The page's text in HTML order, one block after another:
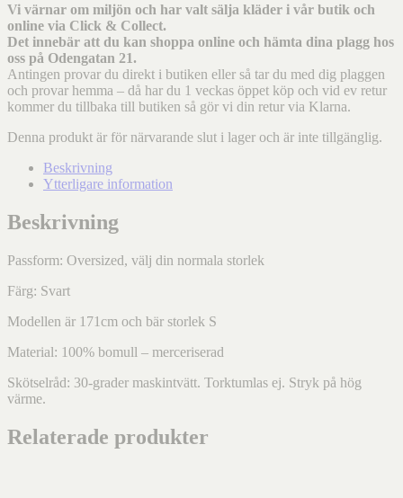
Vi värnar om miljön och har valt sälja kläder i vår butik och
online via Click & Collect.
Det innebär att du kan shoppa online och hämta dina plagg hos
oss på Odengatan 21.
Antingen provar du direkt i butiken eller så tar du med dig plaggen
och provar hemma – då har du 1 veckas öppet köp och vid ev retur
kommer du tillbaka till butiken så gör vi din retur via Klarna.
Denna produkt är för närvarande slut i lager och är inte tillgänglig.
Beskrivning
Ytterligare information
Beskrivning
Passform: Oversized, välj din normala storlek
Färg: Svart
Modellen är 171cm och bär storlek S
Material: 100% bomull – merceriserad
Skötselråd: 30-grader maskintvätt. Torktumlas ej. Stryk på hög
värme.
Relaterade produkter